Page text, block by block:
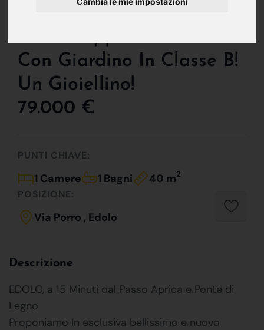
Con Giardino In Classe B!
Un Gioiellino!
79.000 €
PUNTI CHIAVE:
1 Camere 1 Bagni 40 m2
POSIZIONE:
Via Porro , Edolo
Descrizione
EDOLO, a 15 Minuti dal Passo Aprica e Ponte di
Legno
Proponiamo In esclusiva bellissimo e nuovo